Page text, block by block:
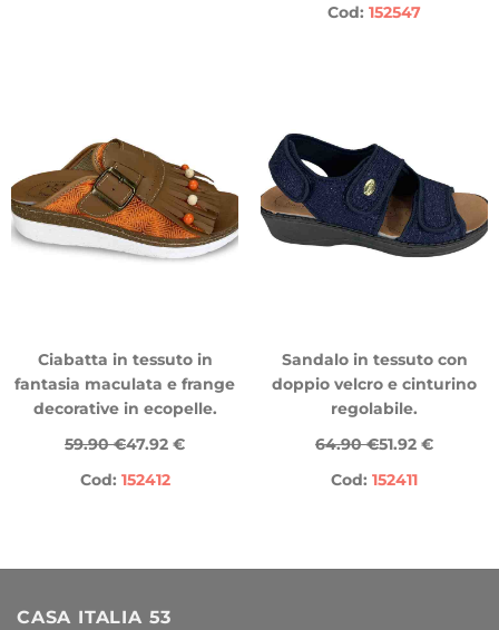
Cod: 152547
Ciabatta in tessuto in
fantasia maculata e frange
decorative in ecopelle.
59.90 €47.92 €
Cod: 152412
Sandalo in tessuto con
doppio velcro e cinturino
regolabile.
64.90 €51.92 €
Cod: 152411
CASA ITALIA 53